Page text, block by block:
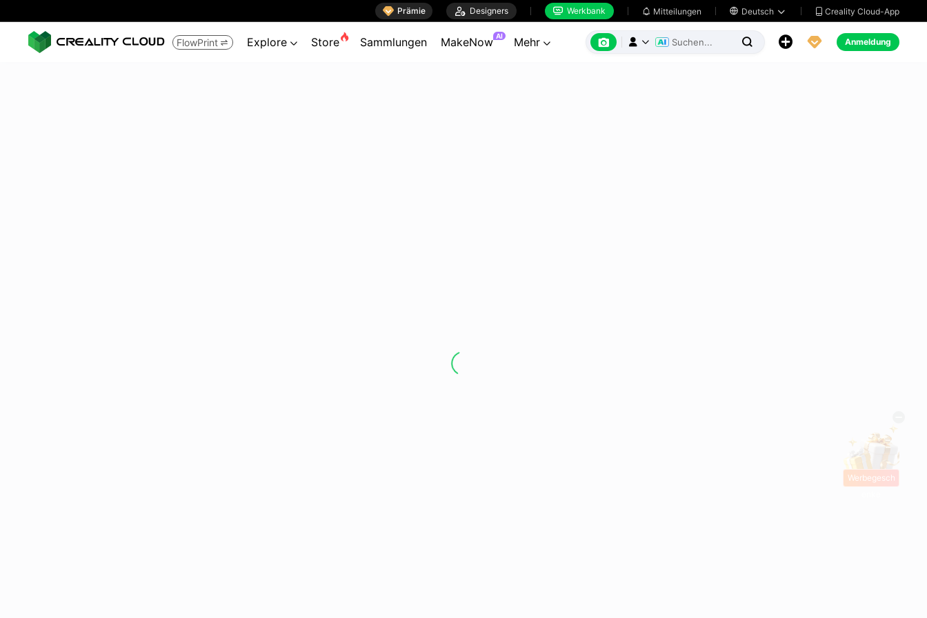
 Prämie  Designers  Werkbank  Mitteilungen  Deutsch   Creality Cloud-App
FlowPrint  Explore  Store Sammlungen MakeNow AI Mehr        Anmeldung
Werbegesch